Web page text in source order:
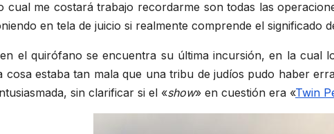
cual me costará trabajo recordarme son todas las
en tela de juicio si realmente comprende el significado
el quirófano se encuentra su última incursión, en la cual
cosa estaba tan mala que una tribu de judíos pudo haber
sin clarificar si el «show» en cuestión era «Twin